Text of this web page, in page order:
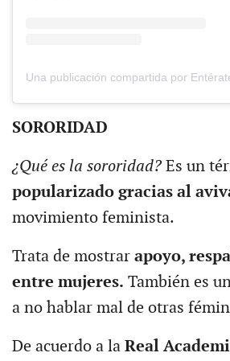
SORORIDAD
¿Qué es la sororidad? Es un
popularizado gracias al
movimiento feminista.
Trata de mostrarapoyo,
entre mujeres. También es
a no hablar mal de otras
De acuerdo a la Real